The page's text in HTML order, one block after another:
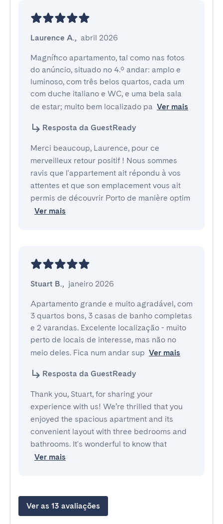
Laurence A., abril 2026
Magnífico apartamento, tal como nas fotos
do anúncio, situado no 4.º andar: amplo e
luminoso, com três belos quartos, cada um
com duche italiano e WC, e uma bela sala
de estar; muito bem localizado pa Ver mais
Resposta da GuestReady
Merci beaucoup, Laurence, pour ce
merveilleux retour positif ! Nous sommes
ravis que l'appartement ait répondu à vos
attentes et que son emplacement vous ait
permis de découvrir Porto de manière optim
Ver mais
Stuart B., janeiro 2026
Apartamento grande e muito agradável, com
3 quartos bons, 3 casas de banho completas
e 2 varandas. Excelente localização - muito
perto de locais de interesse, mas não no
meio deles. Fica num andar sup Ver mais
Resposta da GuestReady
Thank you, Stuart, for sharing your
experience with us! We’re thrilled that you
enjoyed the spacious apartment and its
convenient layout with three bedrooms and
bathrooms. It's wonderful to know that
Ver mais
Ver as 13 avaliações